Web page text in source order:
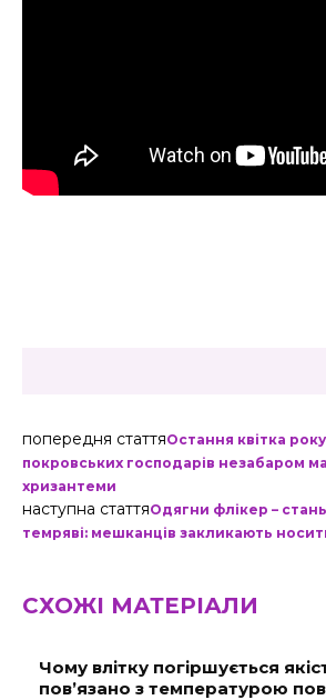
попередня статтяОстання квітка
покровських господарів незабаром
хризантеми
наступна статтяОдягни флікер –
темряві: мешканців закликають
СХОЖІ МАТЕРІАЛИ
Чому влітку погіршується
пов’язано з температурою